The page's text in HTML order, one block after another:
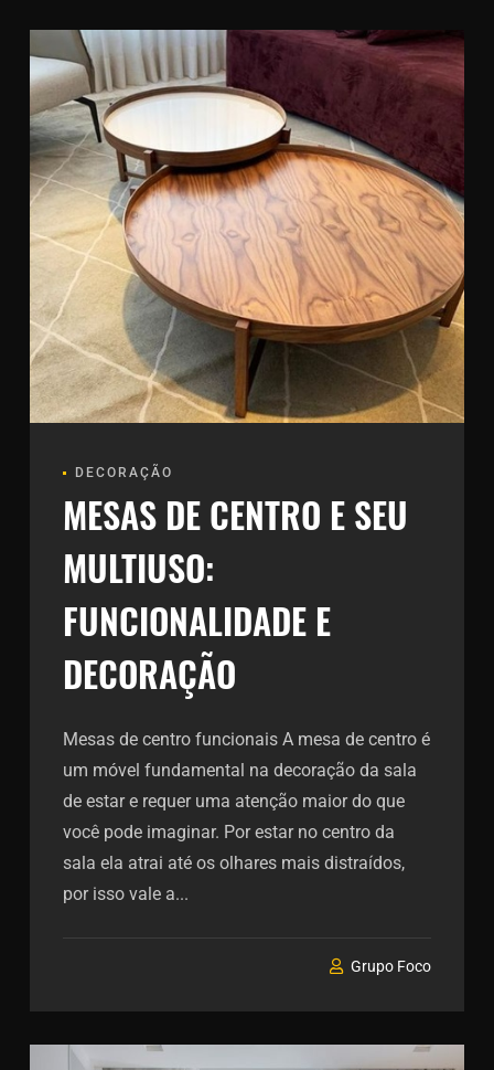
DECORAÇÃO
MESAS DE CENTRO E SEU
MULTIUSO:
FUNCIONALIDADE E
DECORAÇÃO
Mesas de centro funcionais A mesa de centro é
um móvel fundamental na decoração da sala
de estar e requer uma atenção maior do que
você pode imaginar. Por estar no centro da
sala ela atrai até os olhares mais distraídos,
por isso vale a...
Grupo Foco